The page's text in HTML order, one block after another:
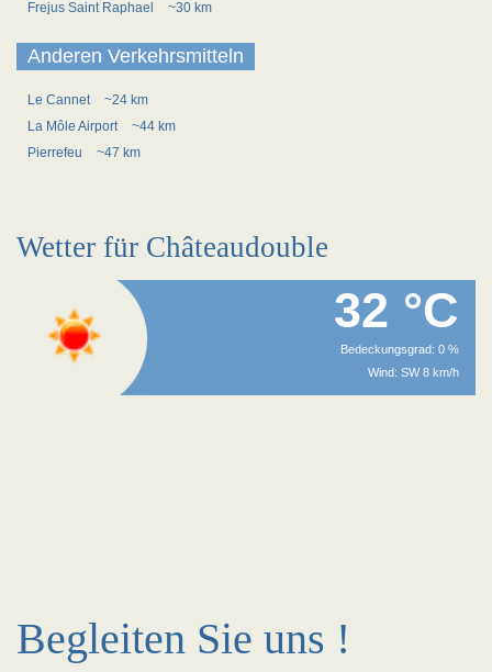
Frejus Saint Raphael ~30 km
Anderen Verkehrsmitteln
Le Cannet
~24 km
La Môle Airport
~44 km
Pierrefeu
~47 km
Wetter für Châteaudouble
32 °C
Bedeckungsgrad: 0 %
Wind: SW 8 km/h
Begleiten Sie uns !